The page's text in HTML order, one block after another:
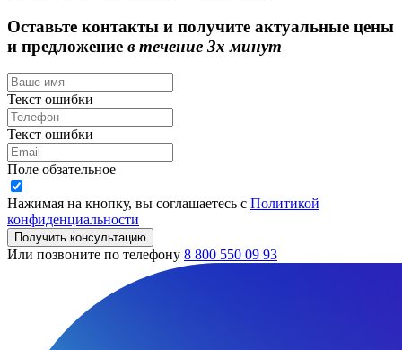
Оставьте контакты и получите актуальные цены
и предложение в течение 3х минут
Текст ошибки
Текст ошибки
Поле обзательное
Нажимая на кнопку, вы соглашаетесь с Политикой
конфиденциальности
Получить консультацию
Или позвоните по телефону 8 800 550 09 93